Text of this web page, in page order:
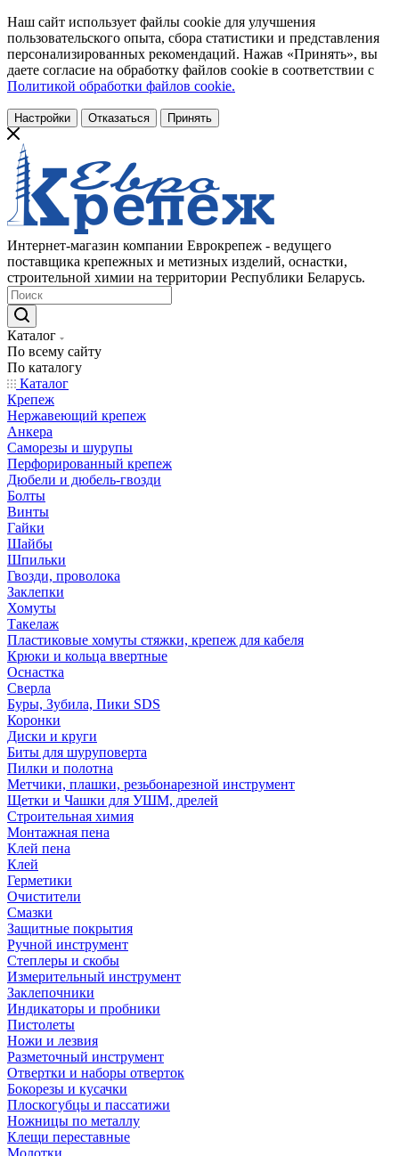
Наш сайт использует файлы cookie для улучшения
пользовательского опыта, сбора статистики и представления
персонализированных рекомендаций. Нажав «Принять», вы
даете согласие на обработку файлов cookie в соответствии с
Политикой обработки файлов cookie.
Настройки Отказаться Принять
Интернет-магазин компании Еврокрепеж - ведущего
поставщика крепежных и метизных изделий, оснастки,
строительной химии на территории Республики Беларусь.
Каталог
По всему сайту
По каталогу
Каталог
Крепеж
Нержавеющий крепеж
Анкера
Саморезы и шурупы
Перфорированный крепеж
Дюбели и дюбель-гвозди
Болты
Винты
Гайки
Шайбы
Шпильки
Гвозди, проволока
Заклепки
Хомуты
Такелаж
Пластиковые хомуты стяжки, крепеж для кабеля
Крюки и кольца ввертные
Оснастка
Сверла
Буры, Зубила, Пики SDS
Коронки
Диски и круги
Биты для шуруповерта
Пилки и полотна
Метчики, плашки, резьбонарезной инструмент
Щетки и Чашки для УШМ, дрелей
Строительная химия
Монтажная пена
Клей пена
Клей
Герметики
Очистители
Смазки
Защитные покрытия
Ручной инструмент
Степлеры и скобы
Измерительный инструмент
Заклепочники
Индикаторы и пробники
Пистолеты
Ножи и лезвия
Разметочный инструмент
Отвертки и наборы отверток
Бокорезы и кусачки
Плоскогубцы и пассатижи
Ножницы по металлу
Клещи переставные
Молотки